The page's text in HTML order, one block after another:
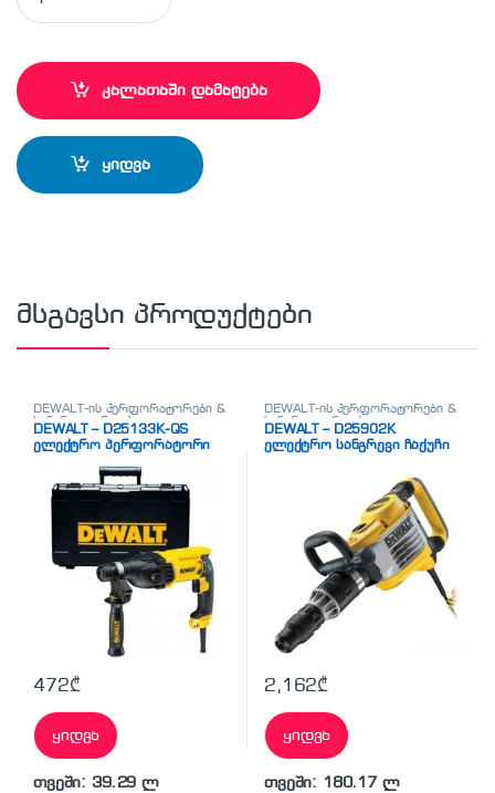
კალათაში დამატება
ყიდვა
მსგავსი პროდუქტები
DEWALT-ის პერფორატორები &
სანგრევი უროები
DEWALT – D25133K-QS
ელექტრო პერფორატორი
472₾
ყიდვა
თვეში: 39.29 ლ
DEWALT-ის პერფორატორები &
სანგრევი უროები
DEWALT – D25902K
ელექტრო სანგრევი ჩაქუჩი
2,162₾
ყიდვა
თვეში: 180.17 ლ